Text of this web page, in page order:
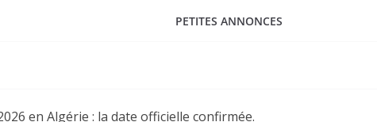
PETITES ANNONCES